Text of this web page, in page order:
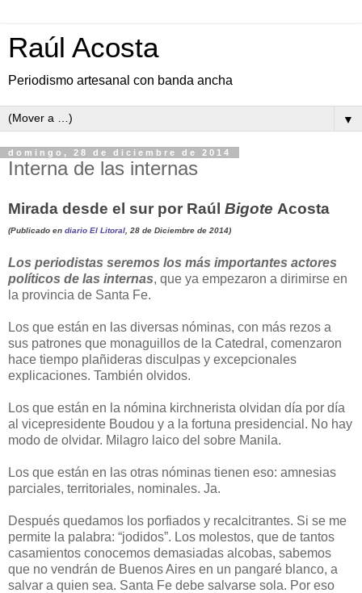
Raúl Acosta
Periodismo artesanal con banda ancha
▼
domingo, 28 de diciembre de 2014
Interna de las internas
Mirada desde el sur por Raúl Bigote Acosta
(Publicado en diario El Litoral , 28 de Diciembre de 2014)
Los periodistas seremos los más importantes actores
políticos de las internas, que ya empezaron a dirimirse en
la provincia de Santa Fe.
Los que están en las diversas nóminas, con más rezos a
sus patrones que monaguillos de la Catedral, comenzaron
hace tiempo plañideras disculpas y excepcionales
explicaciones. También olvidos.
Los que están en la nómina kirchnerista olvidan día por día
al vicepresidente Boudou y a la fortuna presidencial. No hay
modo de olvidar. Milagro laico del sobre Manila.
Los que están en las otras nóminas tienen eso: amnesias
parciales, territoriales, nominales. Ja.
Después quedamos los porfiados y recalcitrantes. Si se me
permite la palabra: “jodidos”. Los molestos, que de tantos
casamientos conocemos demasiadas alcobas, sabemos
que no vendrán de Buenos Aires en un pangaré blanco, a
salvar a quien sea. Santa Fe debe salvarse sola. Por eso